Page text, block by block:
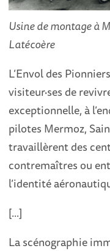
Usine de montage à
Latécoère
L’Envol des
visiteur·ses de
exceptionnelle, à
pilotes Mermoz,
travaillèrent des
contremaîtres ou
l’identité
[...]
La scénographie